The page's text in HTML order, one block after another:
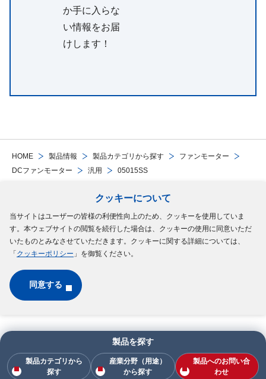
クッキーについて
当サイトはユーザーの皆様の利便性向上のため、クッキーを使用していま
す。本ウェブサイトの閲覧を続行した場合は、クッキーの使用に同意いただ
いたものとみなさせていただきます。クッキーに関する詳細については、
「 クッキーポリシー 」を御覧ください。
同意する
HOME 製品情報 製品カテゴリから探す
ファンモーター
DCファンモーター
汎用 05015SS
製品を探す
製品カテゴリから
探す
産業分野（用途）
から探す
製品へのお問い合
わせ
か手に入らな
い情報をお届
けします！
サイトマップご利用規約個人情報の保護についてクッキーポリシー
ソーシャルメディアポリシー
Copyright © MinebeaMitsumi Inc. All rights reserved.​